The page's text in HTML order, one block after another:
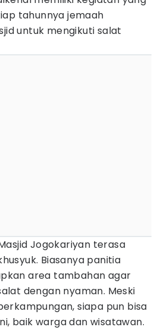
tahunnya jemaah
untuk mengikuti salat
Jogokariyan terasa
Biasanya panitia
area tambahan agar
dengan nyaman. Meski
siapa pun bisa
baik warga dan wisatawan.